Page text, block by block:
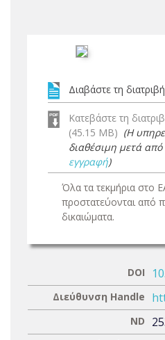
Διαβάστε τη
Κατεβάστε τη
(45.15 MB) (Η
διαθέσιμη μετά
εγγραφή)
Όλα τα τεκμήρια στο
προστατεύονται από
δικαιώματα.
DOI
Διεύθυνση Handle
ND